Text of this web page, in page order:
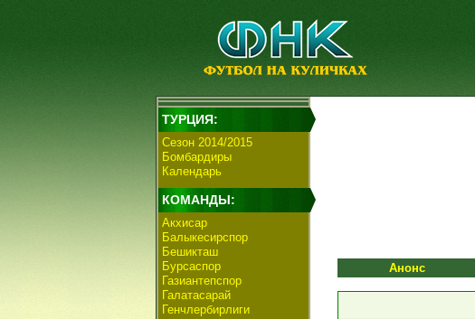
ТУРЦИЯ:
Сезон 2014/2015
Бомбардиры
Календарь
КОМАНДЫ:
Акхисар
Балыкесирспор
Бешикташ
Бурсаспор
Газиантепспор
Галатасарай
Генчлербирлиги
Анонс